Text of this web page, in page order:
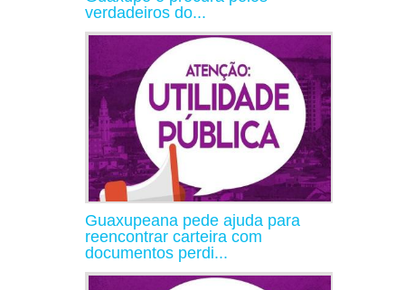
verdadeiros do...
Guaxupeana pede ajuda para
reencontrar carteira com
documentos perdi...